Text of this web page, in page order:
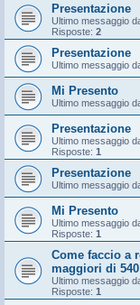
Presentazione
Ultimo messaggio
Risposte: 2
Presentazione
Ultimo messaggio
Mi Presento
Ultimo messaggio
Presentazione
Ultimo messaggio
Risposte: 1
Presentazione
Ultimo messaggio
Mi Presento
Ultimo messaggio
Risposte: 1
Come faccio a
maggiori di
Ultimo messaggio
Risposte: 1